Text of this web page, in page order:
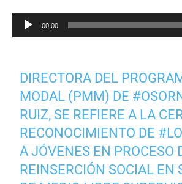
Reproductor
de
00:00
DIRECTORA DEL
MODAL (PMM) DE
RUIZ, SE REFIERE A LA
RECONOCIMIENTO DE
A JÓVENES EN PROCESO
REINSERCIÓN SOCIAL EN